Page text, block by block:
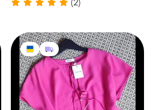
(2)